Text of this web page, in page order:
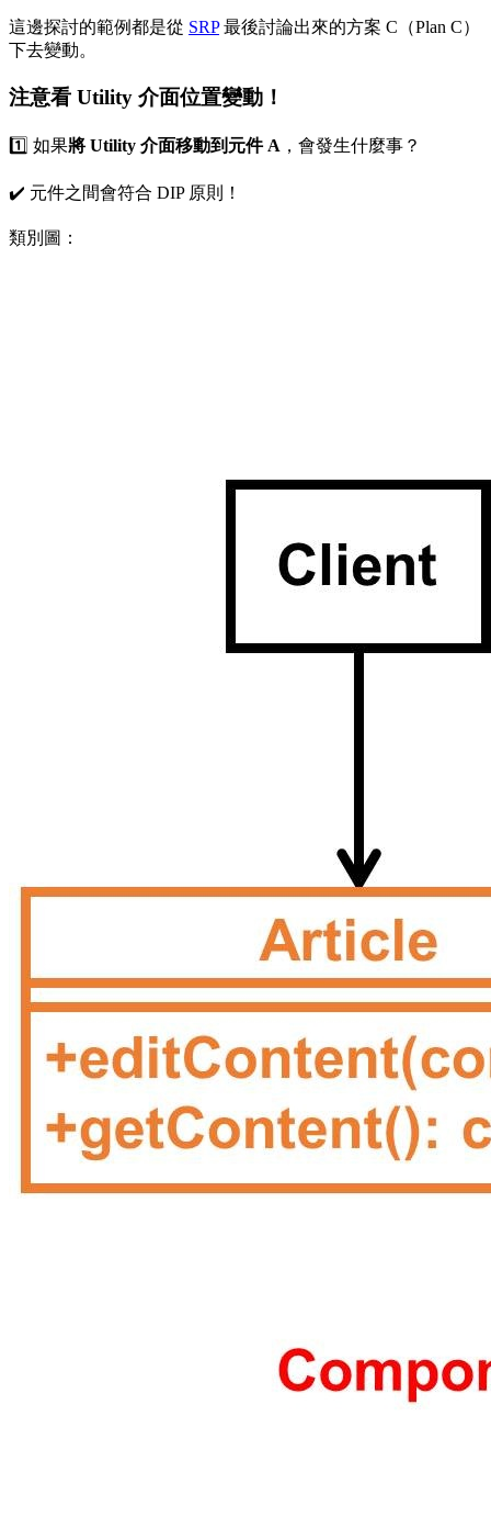
這邊探討的範例都是從 SRP最後討論出來的方案 C（Plan C）
下去變動。
注意看 Utility 介面位置變動！
1️⃣ 如果將 Utility 介面移動到元件 A ，會發生什麼事？
✔️ 元件之間會符合 DIP 原則！
類別圖：